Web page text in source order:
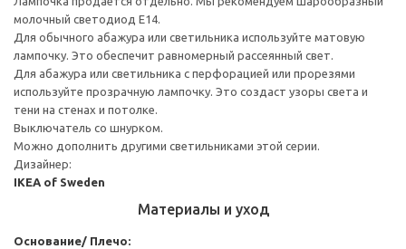
молочный светодиод E14.
Для обычного абажура или светильника используйте матовую
лампочку. Это обеспечит равномерный рассеянный свет.
Для абажура или светильника с перфорацией или прорезями
используйте прозрачную лампочку. Это создаст узоры света и
тени на стенах и потолке.
Выключатель со шнурком.
Можно дополнить другими светильниками этой серии.
Дизайнер:
IKEA of Sweden
Материалы и уход
Основание/ Плечо: